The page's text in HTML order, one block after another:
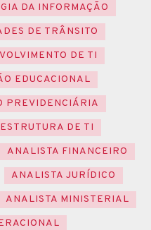
DA INFORMAÇÃO
DE TRÂNSITO
DE TI
EDUCACIONAL
PREVIDENCIÁRIA
DE TI
ANALISTA FINANCEIRO
ANALISTA JURÍDICO
ANALISTA MINISTERIAL